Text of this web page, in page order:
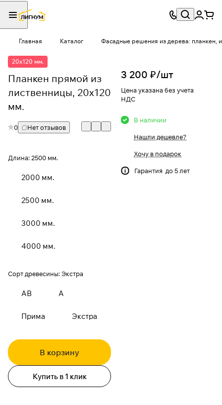
Главная Каталог Фасадные решения из дерева: планкен,
20x120 мм.
Планкен прямой из
лиственницы, 20x120
мм.
0 Нет отзывов
Длина:2500 мм.
2000 мм.
2500 мм.
3000 мм.
4000 мм.
Сорт древесины:Экстра
АВ А
Прима Экстра
В корзину
Купить в 1 клик
3 200 ₽/шт
Цена указана без учета
НДС
В наличии
Нашли дешевле?
Хочу в подарок
Гарантия до 5 лет